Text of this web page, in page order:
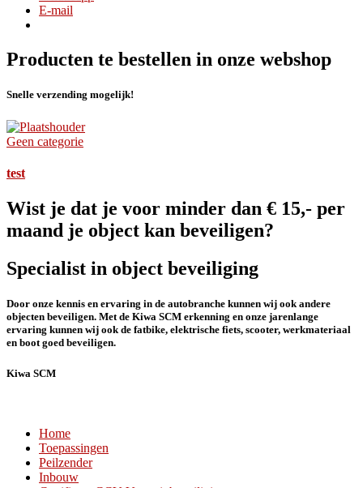
E-mail
Producten te bestellen in onze webshop
Snelle verzending mogelijk!
Geen categorie
test
Wist je dat je voor minder dan € 15,- per
maand je object kan beveiligen?
Specialist in object beveiliging
Door onze kennis en ervaring in de autobranche kunnen wij ook andere
objecten beveiligen. Met de Kiwa SCM erkenning en onze jarenlange
ervaring kunnen wij ook de fatbike, elektrische fiets, scooter, werkmateriaal
en boot goed beveiligen.
Kiwa SCM
Home
Toepassingen
Peilzender
Inbouw